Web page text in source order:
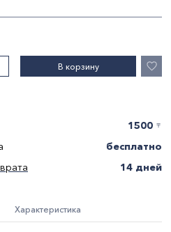
Характеристика
В корзину
1500 〒
бесплатно
14 дней